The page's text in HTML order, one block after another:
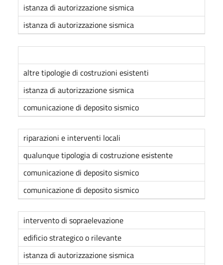
istanza di autorizzazione sismica
istanza di autorizzazione sismica
altre tipologie di costruzioni esistenti
istanza di autorizzazione sismica
comunicazione di deposito sismico
riparazioni e interventi locali
qualunque tipologia di costruzione esistente
comunicazione di deposito sismico
comunicazione di deposito sismico
intervento di sopraelevazione
edificio strategico o rilevante
istanza di autorizzazione sismica